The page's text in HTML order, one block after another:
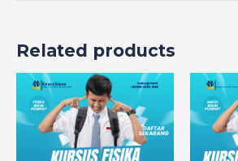
Related products